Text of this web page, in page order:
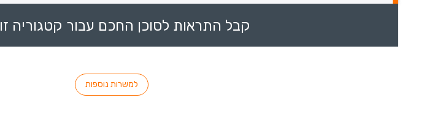
קבל התראות לסוכן החכם עבור קטגוריה זו
למשרות נוספות